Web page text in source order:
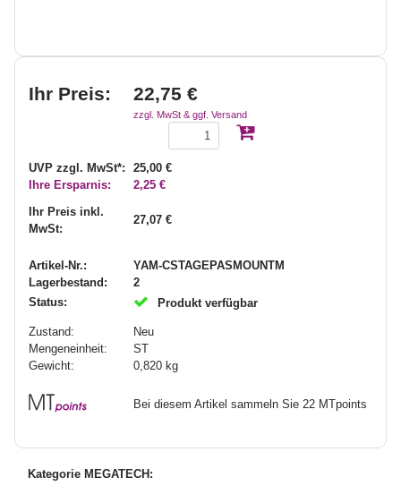
Ihr Preis: 22,75 €
zzgl. MwSt & ggf. Versand
UVP zzgl. MwSt*:
25,00 €
Ihre Ersparnis:
2,25 €
Ihr Preis inkl.
MwSt:
27,07 €
Artikel-Nr.:
YAM-CSTAGEPASMOUNTM
Lagerbestand:
2
Status:
Produkt verfügbar
Zustand:
Neu
Mengeneinheit:
ST
Gewicht:
0,820 kg
Bei diesem Artikel sammeln Sie 22 MTpoints
Kategorie MEGATECH: